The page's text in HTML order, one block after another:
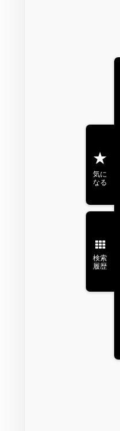
気に
なる
検索
履歴